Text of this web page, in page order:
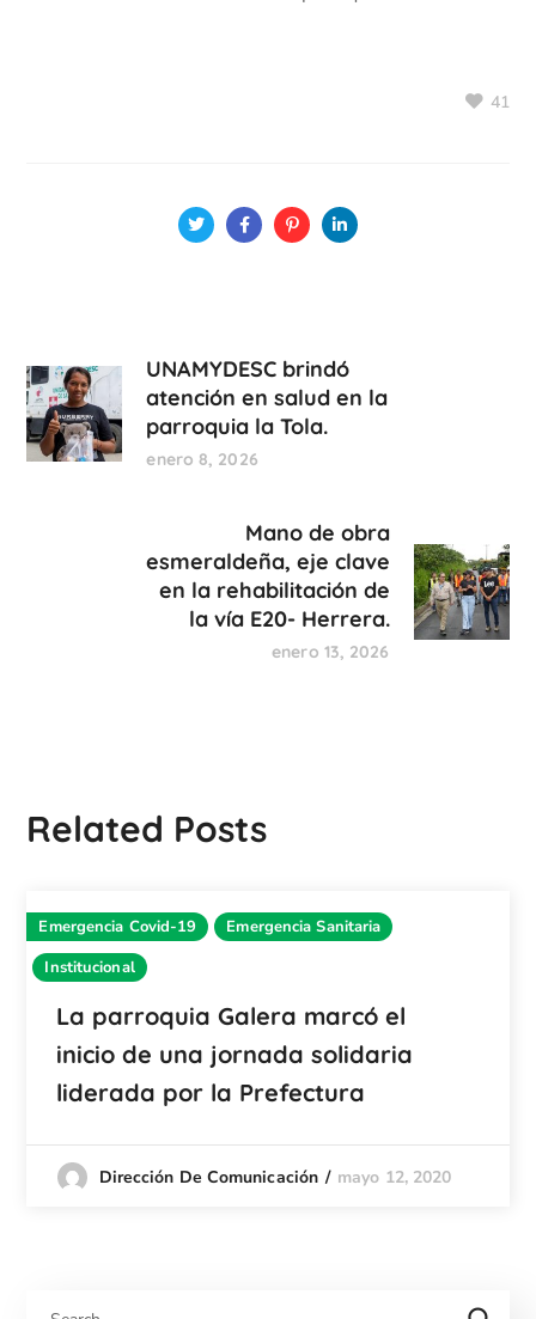
41
UNAMYDESC brindó
atención en salud en la
parroquia la Tola.
enero 8, 2026
Mano de obra
esmeraldeña, eje clave
en la rehabilitación de
la vía E20- Herrera.
enero 13, 2026
Related Posts
Emergencia Covid-19
Emergencia Sanitaria
Institucional
La parroquia Galera marcó el
inicio de una jornada solidaria
liderada por la Prefectura
Dirección De Comunicación mayo 12, 2020